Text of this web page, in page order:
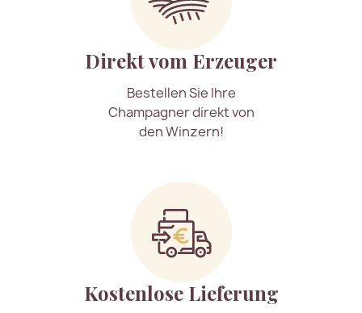
Direkt vom Erzeuger
Bestellen Sie Ihre
Champagner direkt von
den Winzern!
Kostenlose Lieferung